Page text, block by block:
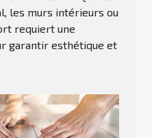
les murs intérieurs ou
requiert une
garantir esthétique et